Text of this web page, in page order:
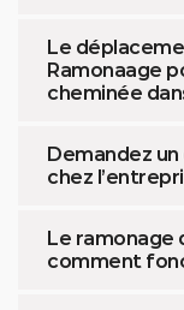
Le
Ramonaage
cheminée
Demandez
chez
Le ramonage
comment